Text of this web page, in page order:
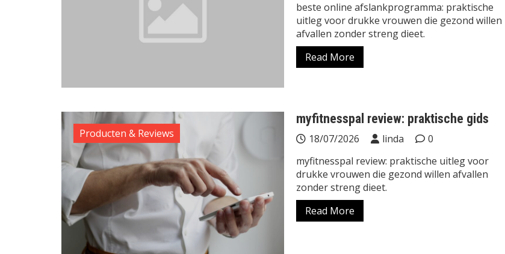
beste online afslankprogramma: praktische
uitleg voor drukke vrouwen die gezond willen
afvallen zonder streng dieet.
Read More
Producten & Reviews
myfitnesspal review: praktische gids
18/07/2026 linda
0
myfitnesspal review: praktische uitleg voor
drukke vrouwen die gezond willen afvallen
zonder streng dieet.
Read More